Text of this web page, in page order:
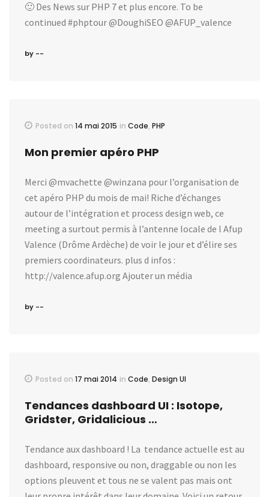
🙂 Des News sur PHP 7 et plus encore. To be
continued #phptour @DoughiSEO @AFUP_valence
by --
Posted on 14 mai 2015 in Code, PHP
Mon premier apéro PHP
Merci @mvachette @winzana pour l’organisation de
cet apéro PHP du mois de mai! Riche d’échanges
autour de l’intégration et process design web, ce
meeting a surtout permis à l’antenne locale de l Afup
Valence (Drôme Ardèche) de voir le jour et d’élire ses
premiers coordinateurs. plus d infos :
http://valence.afup.org Ajouter un média
by --
Posted on 17 mai 2014 in Code, Design UI
Tendances dashboard UI : Isotope,
Gridster, Gridalicious …
Tendance aux dashboard ! La tendance actuelle est au
dashboard, responsive ou non, draggable ou non les
options pleuvent et tous ne se valent pas mais ont